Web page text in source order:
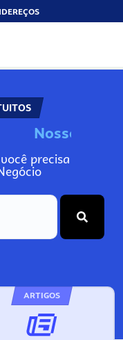
No
precisa
ARTIGOS